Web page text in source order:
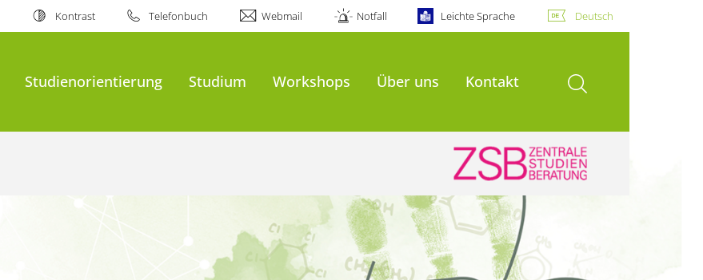
Kontrast Telefonbuch Webmail Notfall Leichte Sprache Deutsch
Studienorientierung Studium Workshops Über uns Kontakt Suche öffnen